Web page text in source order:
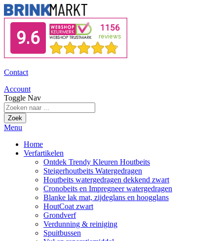
Contact
Account
Toggle Nav
Zoek
Menu
Home
Verfartikelen
Ontdek Trendy Kleuren Houtbeits
Steigerhoutbeits Watergedragen
Houtbeits watergedragen dekkend zwart
Cronobeits en Impregneer watergedragen
Blanke lak mat, zijdeglans en hoogglans
HoutCoat zwart
Grondverf
Verdunning & reiniging
Spuitbussen